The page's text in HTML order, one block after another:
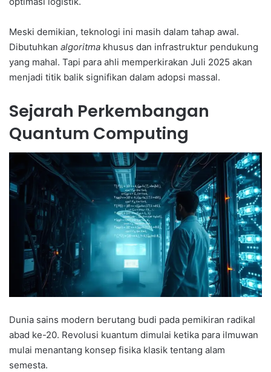
Meski demikian, teknologi ini masih dalam tahap awal.
Dibutuhkan algoritma khusus dan infrastruktur pendukung
yang mahal. Tapi para ahli memperkirakan Juli 2025 akan
menjadi titik balik signifikan dalam adopsi massal.
Sejarah Perkembangan
Quantum Computing
Dunia sains modern berutang budi pada pemikiran radikal
abad ke-20. Revolusi kuantum dimulai ketika para ilmuwan
mulai menantang konsep fisika klasik tentang alam
semesta.